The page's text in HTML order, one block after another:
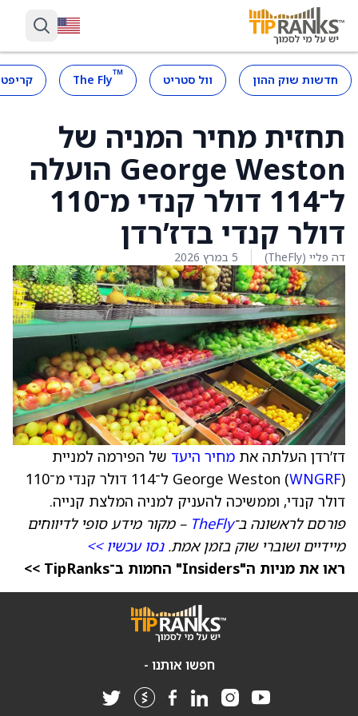
חדשות שוק ההון וול סטריט ™
The Fly
תחזית מחיר המניה של
George Weston הועלה
ל־114 דולר קנדי מ־110
דולר קנדי בדז’רדן
דה פליי (TheFly) 5 במרץ 2026
דז’רדן העלתה את מחיר היעד של הפירמה למניית
George Weston (WNGRF
) ל־114 דולר קנדי מ־110
דולר קנדי, וממשיכה להעניק למניה המלצת קנייה.
פורסם לראשונה ב־TheFly – מקור מידע סופי לדיווחים
מיידיים ושוברי שוק בזמן אמת.נסו עכשיו >>
ראו את מניות ה"Insiders" החמות ב־TipRanks >>
חפשו אותנו -